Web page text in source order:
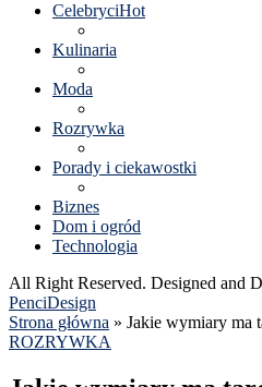
CelebryciHot
Kulinaria
Moda
Rozrywka
Porady i ciekawostki
Biznes
Dom i ogród
Technologia
All Right Reserved. Designed and
PenciDesign
Strona główna » Jakie wymiary ma
ROZRYWKA